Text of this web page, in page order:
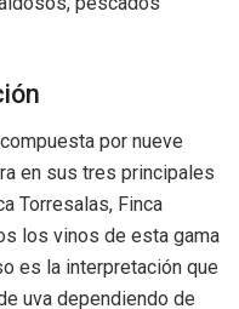
por nueve
en sus tres principales
Torresalas, Finca
los vinos de esta gama
es la interpretación que
uva dependiendo de